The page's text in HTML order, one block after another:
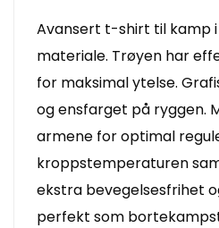
Avansert t-shirt til kamp
materiale. Trøyen har
for maksimal ytelse.
og ensfarget på ryggen.
armene for optimal
kroppstemperaturen
ekstra bevegelsesfrihet
perfekt som